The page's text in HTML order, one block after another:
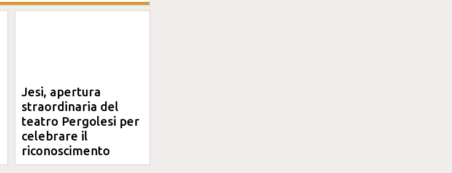
Jesi, apertura
straordinaria del
teatro Pergolesi per
celebrare il
riconoscimento
Unesco